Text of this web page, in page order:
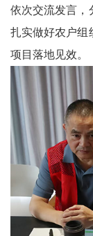
依次交流发言，
扎实做好农户组
项目落地见效。